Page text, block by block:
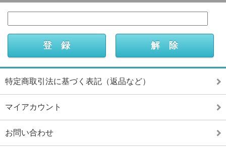
特定商取引法に基づく表記（返品など）
マイアカウント
お問い合わせ